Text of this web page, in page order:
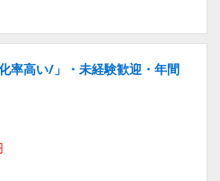
率高い/」・未経験歓迎・年間